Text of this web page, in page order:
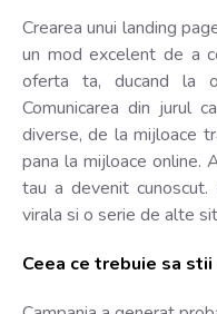
Crearea unui landing
un mod excelent de a
oferta ta, ducand la
Comunicarea din jurul
diverse, de la mijloace
pana la mijloace online.
tau a devenit cunoscut.
virala si o serie de alte
Ceea ce trebuie sa stii